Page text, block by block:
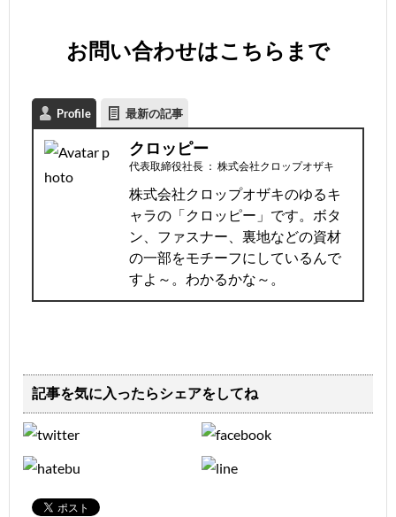
お問い合わせはこちら まで
Profile 最新の記事
クロッピー
代表取締役社長 ： 株式会社クロップオザキ
株式会社クロップオザキのゆるキ
ャラの「クロッピー」です。ボタ
ン、ファスナー、裏地などの資材
の一部をモチーフにしているんで
すよ～。わかるかな～。
記事を気に入ったらシェアをしてね